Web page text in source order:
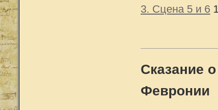
3. Сцена 5 и 6
Сказание
Февронии